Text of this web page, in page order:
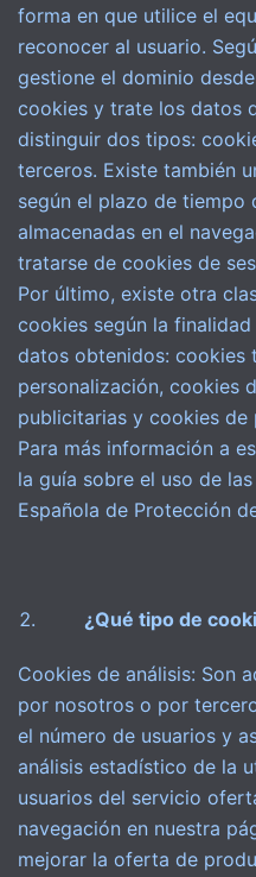
forma en que utilice el
reconocer al usuario.
gestione el dominio
cookies y trate los datos
distinguir dos tipos:
terceros. Existe también
según el plazo de tiempo
almacenadas en el
tratarse de cookies de
Por último, existe otra
cookies según la
datos obtenidos: cookies
personalización, cookies
publicitarias y cookies
Para más información a
la guía sobre el uso de
Española de Protección
¿Qué tipo de
Cookies de análisis: Son
por nosotros o por
el número de usuarios y
análisis estadístico de la
usuarios del servicio
navegación en nuestra
mejorar la oferta de